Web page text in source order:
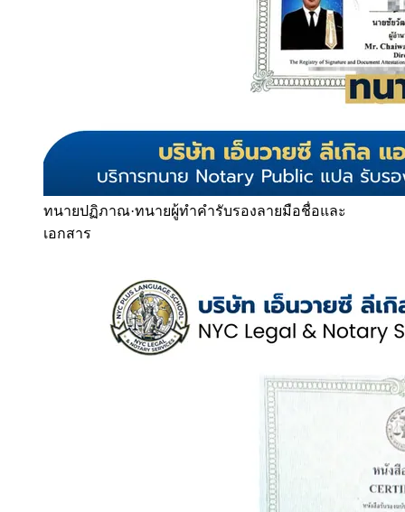
ทนายปฏิภาณ·ทนายผู้ทำคำรับรองลายมือชื่อและ
เอกสาร